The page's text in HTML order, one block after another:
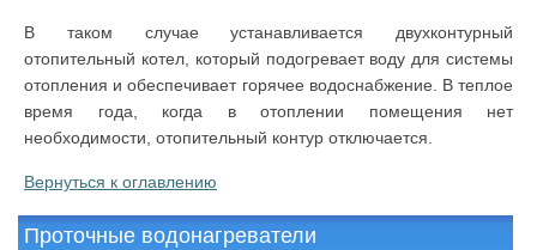
В таком случае устанавливается двухконтурный
отопительный котел, который подогревает воду для системы
отопления и обеспечивает горячее водоснабжение. В теплое
время года, когда в отоплении помещения нет
необходимости, отопительный контур отключается.
Вернуться к оглавлению
Проточные водонагреватели